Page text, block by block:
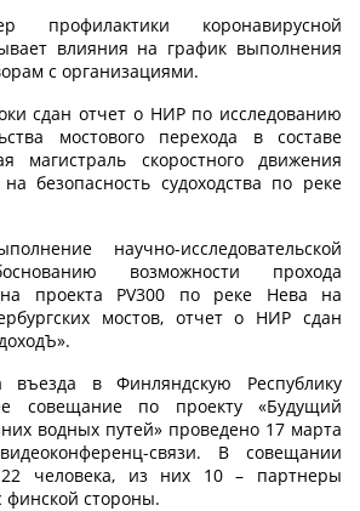
профилактики коронавирусной
влияния на график выполнения
с организациями.
сдан отчет о НИР по исследованию
мостового перехода в составе
магистраль скоростного движения
на безопасность судоходства по реке
научно-исследовательской
возможности прохода
проекта PV300 по реке Нева на
мостов, отчет о НИР сдан
въезда в Финляндскую Республику
совещание по проекту «Будущий
водных путей» проведено 17 марта
связи. В совещании
человека, из них 10 – партнеры
финской стороны.